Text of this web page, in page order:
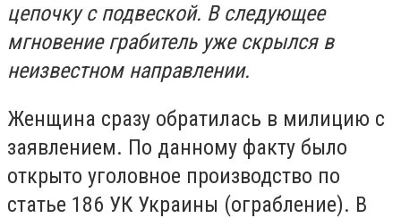
цепочку с подвеской. В следующее
мгновение грабитель уже скрылся в
неизвестном направлении.
Женщина сразу обратилась в милицию с
заявлением. По данному факту было
открыто уголовное производство по
статье 186 УК Украины (ограбление). В